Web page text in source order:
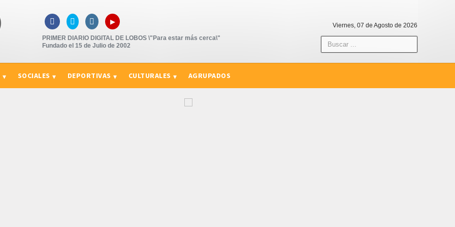
   ▸
PRIMER DIARIO DIGITAL DE LOBOS \"Para estar más cerca\"
Fundado el 15 de Julio de 2002
Viernes, 07 de Agosto de 2026
SOCIALES DEPORTIVAS CULTURALES AGRUPADOS